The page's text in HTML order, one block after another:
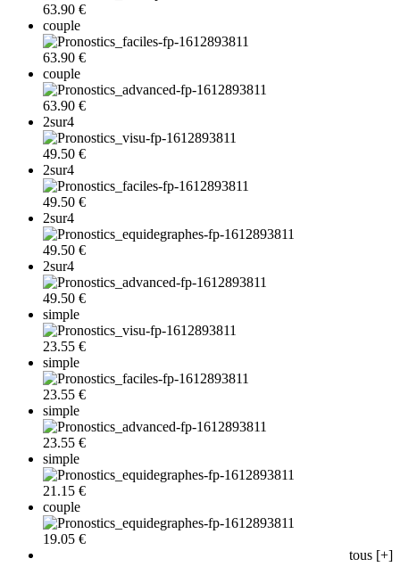
63.90 €
couple
63.90 €
couple
63.90 €
2sur4
49.50 €
2sur4
49.50 €
2sur4
49.50 €
2sur4
49.50 €
simple
23.55 €
simple
23.55 €
simple
23.55 €
simple
21.15 €
couple
19.05 €
tous [+]